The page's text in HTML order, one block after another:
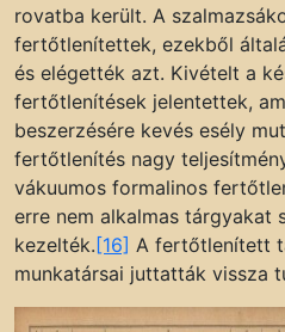
rovatba került. A
fertőtlenítettek, ezekből
és elégették azt. Kivételt a
fertőtlenítések jelentettek,
beszerzésére kevés esély
fertőtlenítés nagy
vákuumos formalinos
erre nem alkalmas tárgyakat
kezelték.[16] A fertőtlenített
munkatársai juttatták vissza